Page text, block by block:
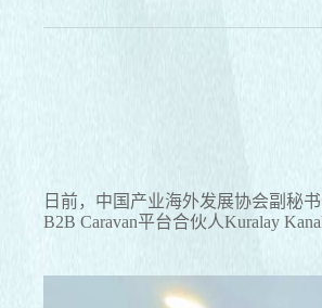
日前，中国产业海外发展协会副秘
B2B Caravan平台合伙人Kuralay